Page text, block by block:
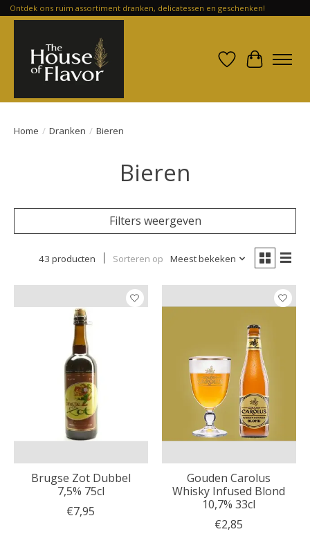
Ontdek ons ruim assortiment dranken, delicatessen en geschenken!
Verlanglijst
Home / Dranken / Bieren
Bieren
Filters weergeven
43 producten Sorteren op Meest bekeken
Brugse Zot Dubbel
7,5% 75cl
€7,95
Gouden Carolus
Whisky Infused Blond
10,7% 33cl
€2,85